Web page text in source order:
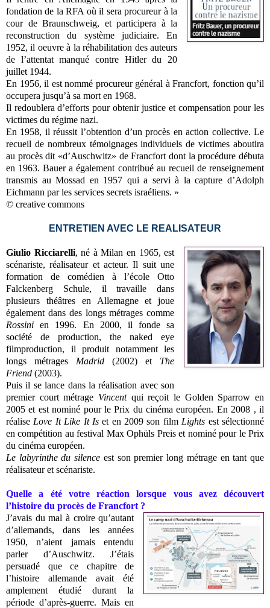
fondation de la RFA où il sera procureur à la
cour de Braunschweig, et participera à la
reconstruction du système judiciaire. En
1952, il oeuvre à la réhabilitation des auteurs
de l’attentat manqué contre Hitler du 20
juillet 1944.
En 1956, il est nommé procureur général à Francfort, fonction qu’il
occupera jusqu’à sa mort en 1968.
Il redoublera d’efforts pour obtenir justice et compensation pour les
victimes du régime nazi.
En 1958, il réussit l’obtention d’un procès en action collective. Le
recueil de nombreux témoignages individuels de victimes aboutira
au procès dit «d’Auschwitz» de Francfort dont la procédure débuta
en 1963. Bauer a également contribué au recueil de renseignement
transmis au Mossad en 1957 qui a servi à la capture d’Adolph
Eichmann par les services secrets israéliens. »
© creative commons
ENTRETIEN AVEC LE REALISATEUR
Giulio Ricciarelli, né à Milan en 1965, est
scénariste, réalisateur et acteur. Il suit une
formation de comédien à l’école Otto
Falckenberg Schule, il travaille dans
plusieurs théâtres en Allemagne et joue
également dans des longs métrages comme
Rossini en 1996. En 2000, il fonde sa
société de production, the naked eye
filmproduction, il produit notamment les
longs métrages Madrid (2002) et The
Friend (2003).
Puis il se lance dans la réalisation avec son
premier court métrage Vincent qui reçoit le Golden Sparrow en
2005 et est nominé pour le Prix du cinéma européen. En 2008 , il
réalise Love It Like It Iset en 2009 son film Lights est sélectionné
en compétition au festival Max Ophüls Preis et nominé pour le Prix
du cinéma européen.
Le labyrinthe du silence est son premier long métrage en tant que
réalisateur et scénariste.
Quelle a été votre réaction lorsque vous avez découvert
l’histoire du procès de Francfort ?
J’avais du mal à croire qu’autant
d’allemands, dans les années
1950, n’aient jamais entendu
parler d’Auschwitz. J’étais
persuadé que ce chapitre de
l’histoire allemande avait été
amplement étudié durant la
période d’après-guerre. Mais en